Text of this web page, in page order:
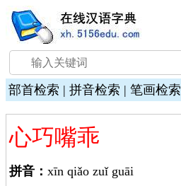
部首检索 | 拼音检索 | 笔画检索
心巧嘴乖
拼音： xīn qiǎo zuǐ guāi